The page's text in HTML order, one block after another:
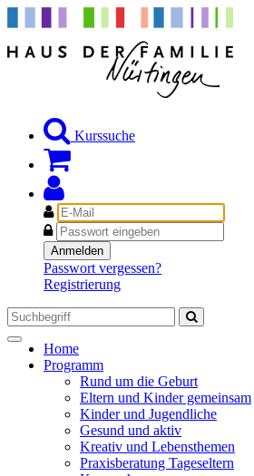
Kurssuche
E-
Mail
Passwort
Anmelden
Passwort vergessen?
Registrierung
Toggle
navigation
Home
Programm
Rund um die Geburt
Eltern und Kinder gemeinsam
Kinder und Jugendliche
Gesund und aktiv
Kreativ und Lebensthemen
Praxisberatung Tageseltern